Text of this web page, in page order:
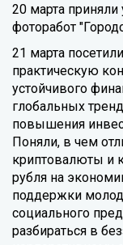
20 марта приняли
фоторабот
21 марта
практическую
устойчивого
глобальных
повышения
Поняли, в чем
криптовалюты и
рубля на
поддержки
социального
разбираться в